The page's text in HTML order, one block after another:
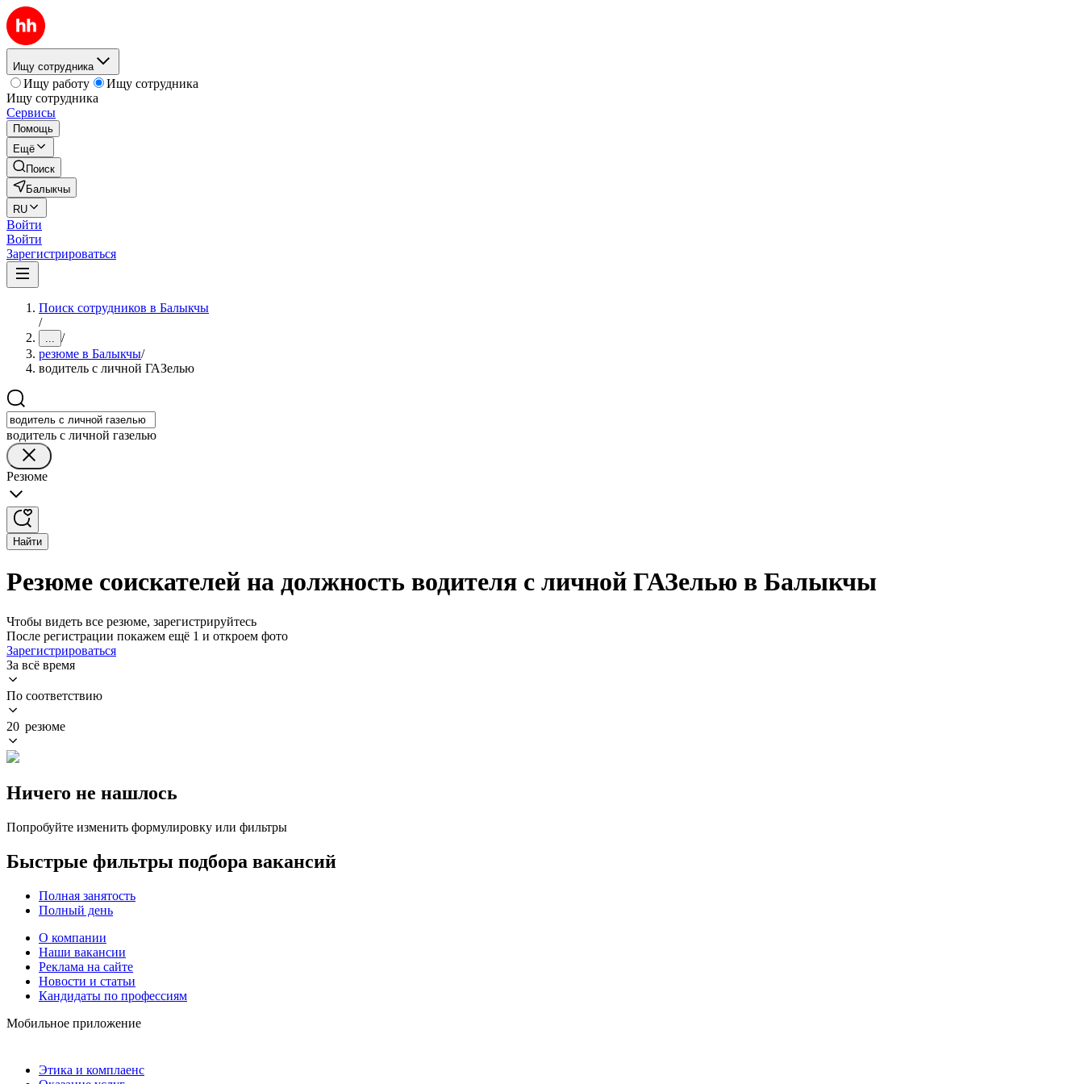
Ищу сотрудника
Ищу работу
Ищу сотрудника
Ищу сотрудника
Сервисы
Помощь
Ещё
Поиск
Балыкчы
RU
Войти
Войти
Зарегистрироваться
Поиск сотрудников в Балыкчы
/
... /
резюме в Балыкчы/
водитель с личной ГАЗелью
водитель с личной газелью
Резюме
Найти
Резюме соискателей на должность водителя с личной ГАЗелью в Балыкчы
Чтобы видеть все резюме, зарегистрируйтесь
После регистрации покажем ещё 1 и откроем фото
Зарегистрироваться
За всё время
По соответствию
20 резюме
Ничего не нашлось
Попробуйте изменить формулировку или фильтры
Быстрые фильтры подбора вакансий
Полная занятость
Полный день
О компании
Наши вакансии
Реклама на сайте
Новости и статьи
Кандидаты по профессиям
Мобильное приложение
Этика и комплаенс